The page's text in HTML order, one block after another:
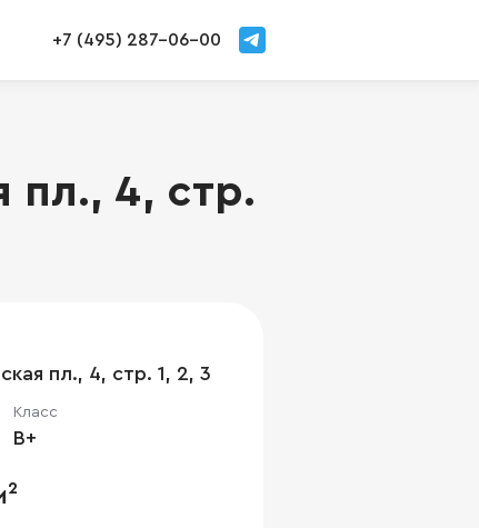
+7 (495) 287-06-00
пл., 4, стр.
пл., 4, стр. 1, 2, 3
Класс
B+